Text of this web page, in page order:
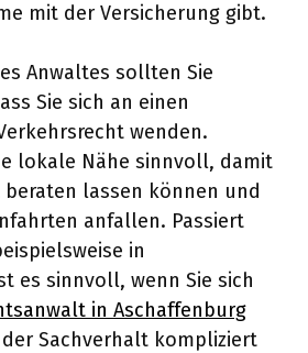
mit der Versicherung gibt.
Anwaltes sollten Sie
Sie sich an einen
wenden.
lokale Nähe sinnvoll, damit
beraten lassen können und
anfallen. Passiert
in
es sinnvoll, wenn Sie sich
in Aschaffenburg
Sachverhalt kompliziert